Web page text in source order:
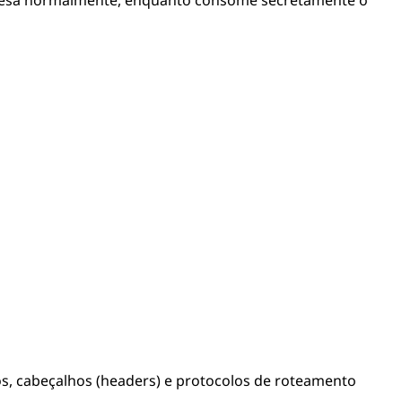
cabeçalhos (headers) e protocolos de roteamento